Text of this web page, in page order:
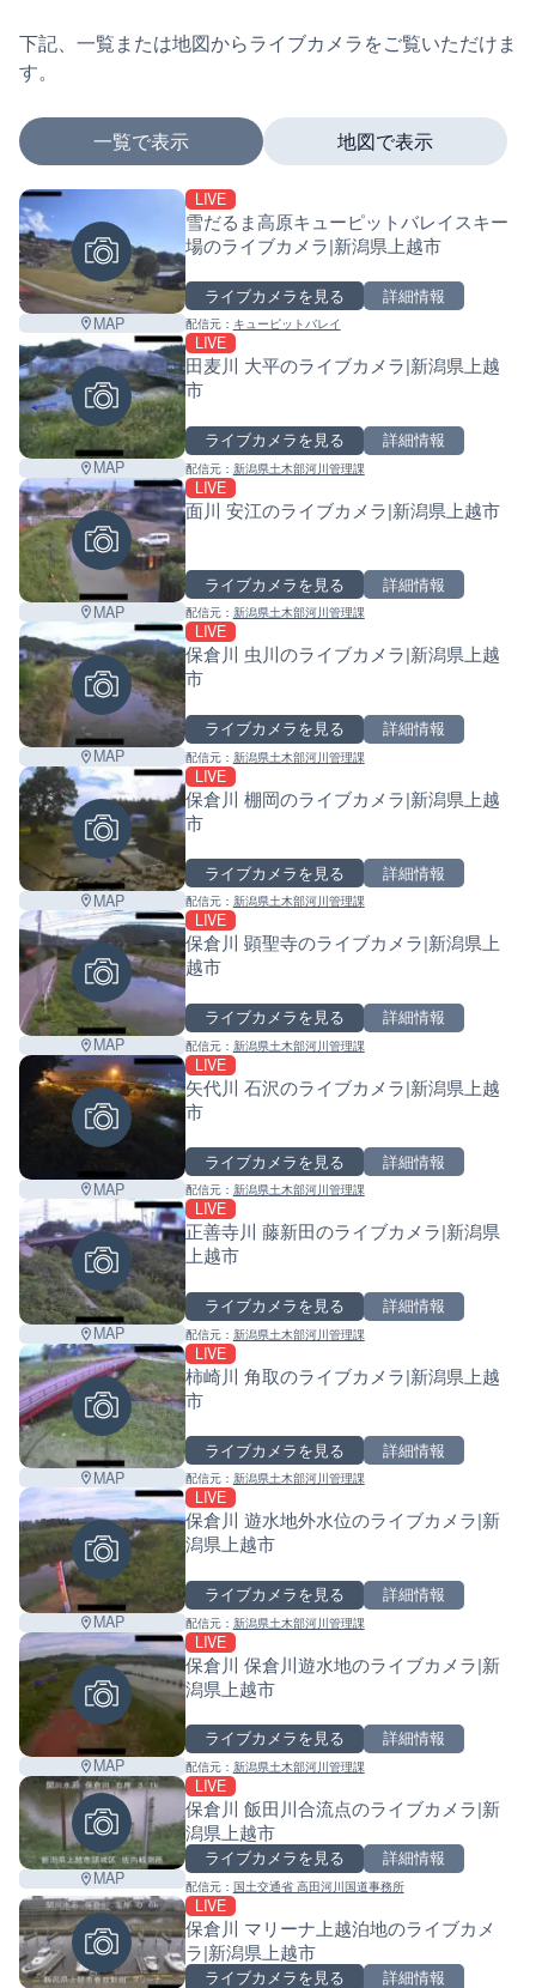
下記、一覧または地図からライブカメラをご覧いただけま
す。
一覧で表示
MAP
LIVE
雪だるま高原キューピットバレイスキー
場のライブカメラ|新潟県上越市
ライブカメラを見る 詳細情報
配信元： キューピットバレイ
MAP
LIVE
田麦川 大平のライブカメラ|新潟県上越
市
ライブカメラを見る 詳細情報
配信元： 新潟県土木部河川管理課
MAP
LIVE
面川 安江のライブカメラ|新潟県上越市
ライブカメラを見る 詳細情報
配信元： 新潟県土木部河川管理課
MAP
LIVE
保倉川 虫川のライブカメラ|新潟県上越
市
ライブカメラを見る 詳細情報
配信元： 新潟県土木部河川管理課
MAP
LIVE
保倉川 棚岡のライブカメラ|新潟県上越
市
ライブカメラを見る 詳細情報
配信元： 新潟県土木部河川管理課
MAP
LIVE
保倉川 顕聖寺のライブカメラ|新潟県上
越市
ライブカメラを見る 詳細情報
配信元： 新潟県土木部河川管理課
MAP
LIVE
矢代川 石沢のライブカメラ|新潟県上越
市
ライブカメラを見る 詳細情報
配信元： 新潟県土木部河川管理課
MAP
LIVE
正善寺川 藤新田のライブカメラ|新潟県
上越市
ライブカメラを見る 詳細情報
配信元： 新潟県土木部河川管理課
MAP
LIVE
柿崎川 角取のライブカメラ|新潟県上越
市
ライブカメラを見る 詳細情報
配信元： 新潟県土木部河川管理課
MAP
LIVE
保倉川 遊水地外水位のライブカメラ|新
潟県上越市
ライブカメラを見る 詳細情報
配信元： 新潟県土木部河川管理課
MAP
LIVE
保倉川 保倉川遊水地のライブカメラ|新
潟県上越市
ライブカメラを見る 詳細情報
配信元： 新潟県土木部河川管理課
MAP
LIVE
保倉川 飯田川合流点のライブカメラ|新
潟県上越市
ライブカメラを見る 詳細情報
配信元： 国土交通省 高田河川国道事務所
LIVE
保倉川 マリーナ上越泊地のライブカメ
ラ|新潟県上越市
ライブカメラを見る 詳細情報
地図で表示
+
−
マーカーをタップするとライブカメラの詳細が表示さ